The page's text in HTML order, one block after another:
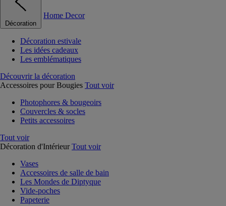
Décoration
Home Decor
Décoration estivale
Les idées cadeaux
Les emblématiques
Découvrir la décoration
Accessoires pour Bougies Tout voir
Photophores & bougeoirs
Couvercles & socles
Petits accessoires
Tout voir
Décoration d'Intérieur Tout voir
Vases
Accessoires de salle de bain
Les Mondes de Diptyque
Vide-poches
Papeterie